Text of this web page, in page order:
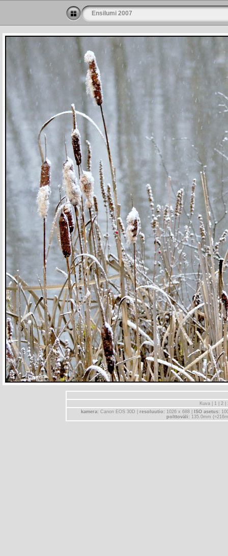
Ensilumi 2007
Kuva | 1 2
kamera: Canon EOS 30D | resoluutio: 1026 x 688 | ISO asetus:
polttoväli: 135.0mm